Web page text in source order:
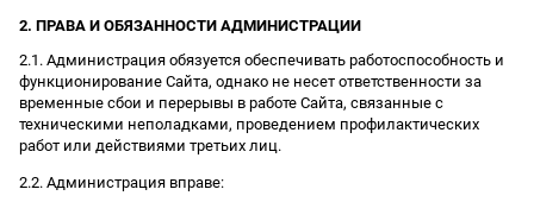
2. ПРАВА И ОБЯЗАННОСТИ АДМИНИСТРАЦИИ
2.1. Администрация обязуется обеспечивать работоспособность и
функционирование Сайта, однако не несет ответственности за
временные сбои и перерывы в работе Сайта, связанные с
техническими неполадками, проведением профилактических
работ или действиями третьих лиц.
2.2. Администрация вправе: